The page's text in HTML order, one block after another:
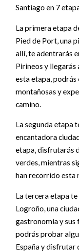
Santiago en 7
La primera etapa
Pied de Port, una
allí, te adentrarás
Pirineos y llegarás
esta etapa,
montañosas y
camino.
La segunda etapa
encantadora
etapa, disfrutarás
verdes, mientras
han recorrido esta
La tercera etapa
Logroño, una
gastronomía y sus
podrás probar
España y disfrutar